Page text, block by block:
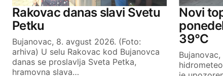
Your Name
SUBMIT COMMENT
Rakovac danas slavi Svetu
Petku
Bujanovac, 8. avgust 2026. (Foto:
arhiva) U selu Rakovac kod Bujanovca
danas se proslavlja Sveta Petka,
hramovna slava…
Novi
39°C